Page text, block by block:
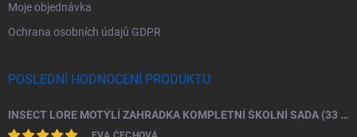
Moje objednávka
Ochrana osobních údajů GDPR
POSLEDNÍ HODNOCENÍ PRODUKTU
INSECT LORE MOTÝLÍ ZAHRÁDKA KOMPLETNÍ ŠKOLNÍ SADA (33 HOUSENEK)